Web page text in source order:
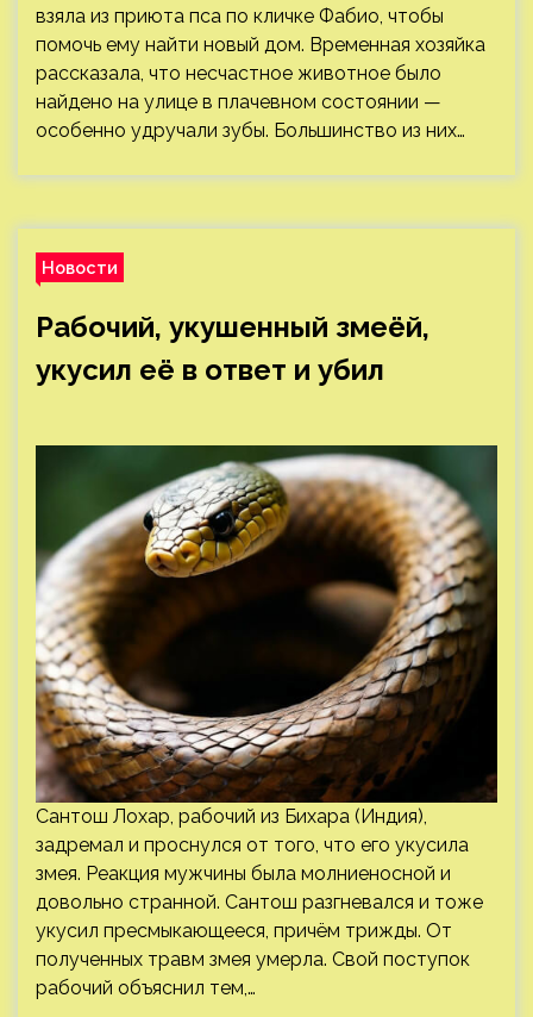
взяла из приюта пса по кличке Фабио, чтобы
помочь ему найти новый дом. Временная хозяйка
рассказала, что несчастное животное было
найдено на улице в плачевном состоянии —
особенно удручали зубы. Большинство из них…
Новости
Рабочий, укушенный змеёй,
укусил её в ответ и убил
Сантош Лохар, рабочий из Бихара (Индия),
задремал и проснулся от того, что его укусила
змея. Реакция мужчины была молниеносной и
довольно странной. Сантош разгневался и тоже
укусил пресмыкающееся, причём трижды. От
полученных травм змея умерла. Свой поступок
рабочий объяснил тем,…